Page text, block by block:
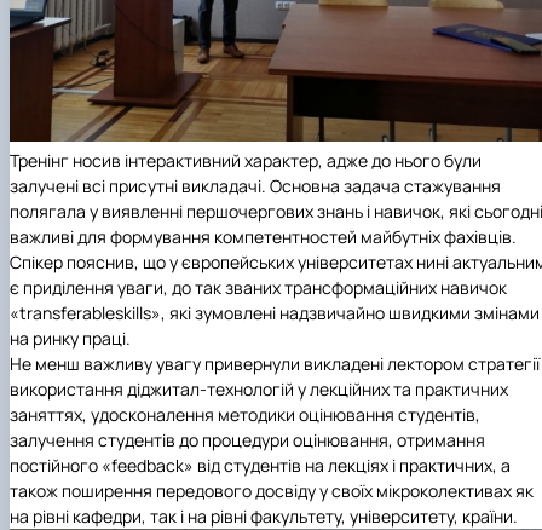
Тренінг носив інтерактивний характер, адже до нього були
залучені всі присутні викладачі. Основна задача стажування
полягала у виявленні першочергових знань і навичок, які сьогодні
важливі для формування компетентностей майбутніх фахівців.
Спікер пояснив, що у європейських університетах нині
є приділення уваги, до так званих трансформаційних навичок
«transferableskills», які зумовлені надзвичайно швидкими змінами
на ринку праці.
Не менш важливу увагу привернули викладені лектором стратегії
використання діджитал-технологій у лекційних та практичних
заняттях, удосконалення методики оцінювання студентів,
залучення студентів до процедури оцінювання, отримання
постійного «feedback» від студентів на лекціях і практичних, а
також поширення передового досвіду у своїх мікроколективах як
на рівні кафедри, так і на рівні факультету, університету, країни.